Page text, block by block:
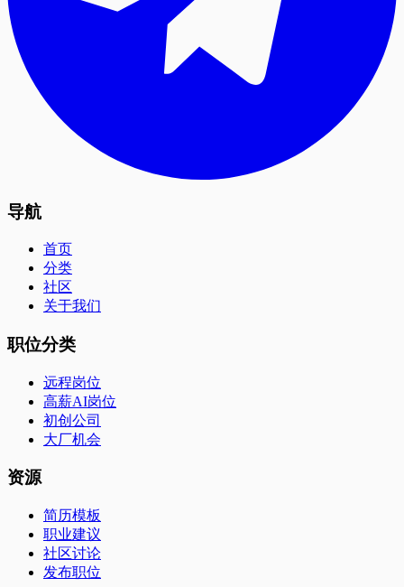
导航
首页
分类
社区
关于我们
职位分类
远程岗位
高薪AI岗位
初创公司
大厂机会
资源
简历模板
职业建议
社区讨论
发布职位